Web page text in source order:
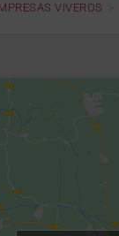
VIVEROS